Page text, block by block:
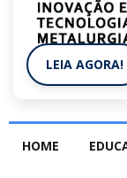
LEIA AGORA!
HOME